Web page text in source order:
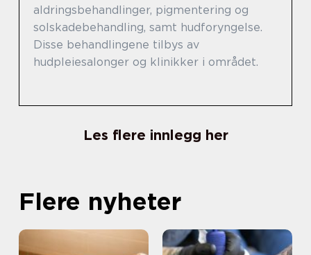
aldringsbehandlinger, pigmentering og
solskadebehandling, samt hudforyngelse.
Disse behandlingene tilbys av
hudpleiesalonger og klinikker i området.
Les flere innlegg her
Flere nyheter